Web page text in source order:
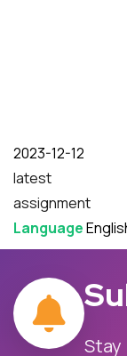
Date
2023-12-12
latest
assignment
Language
Stay